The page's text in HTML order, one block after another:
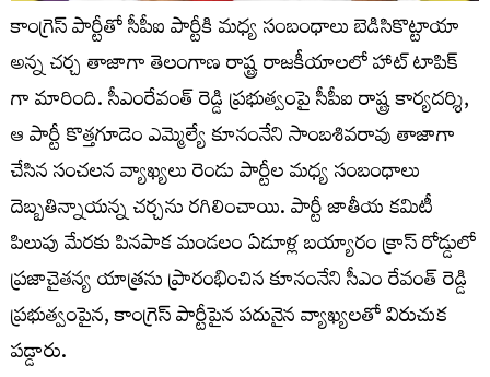
కాంగ్రెస్ పార్టీతో సీపీఐ పార్టీకి మధ్య సంబంధాలు బెడిసికొట్టాయా
అన్న చర్చ తాజాగా తెలంగాణ రాష్ట్ర రాజకీయాలలో హాట్ టాపిక్
గా మారింది. సీఎంరేవంత్ రెడ్డి ప్ర‌భుత్వంపై సీపీఐ రాష్ట్ర కార్యదర్శి,
ఆ పార్టీ కొత్తగూడెం ఎమ్మెల్యే కూనంనేని సాంబశివరావు తాజాగా
చేసిన సంచ‌లన వ్యాఖ్యలు రెండు పార్టీల మధ్య సంబంధాలు
దెబ్బతిన్నాయన్న చర్చను రగిలించాయి. పార్టీ జాతీయ కమిటీ
పిలుపు మేరకు పినపాక మండలం ఏడూళ్ల బయ్యారం క్రాస్ రోడ్డులో
ప్రజాచైతన్య యాత్రను ప్రారంభించిన కూనంనేని సీఎం రేవంత్ రెడ్డి
ప్రభుత్వంపైన, కాంగ్రెస్ పార్టీపైన పదునైన వ్యాఖ్యలతో విరుచుక
పడ్డారు.